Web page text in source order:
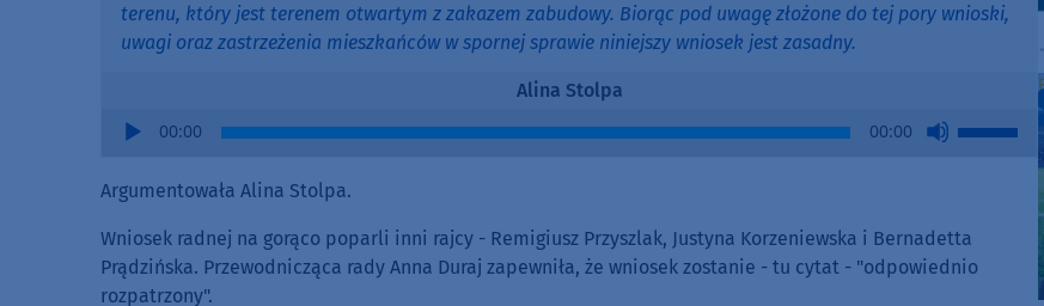
terenu, który jest terenem otwartym z zakazem zabudowy. Biorąc pod uwagę złożone do tej pory wnioski,
uwagi oraz zastrzeżenia mieszkańców w spornej sprawie niniejszy wniosek jest zasadny.
Alina Stolpa
Audio
00:00 00:00
Use
Up/Down
to
increase
Argumentowała Alina Stolpa.
Wniosek radnej na gorąco poparli inni rajcy - Remigiusz Przyszlak, Justyna Korzeniewska i Bernadetta
Prądzińska. Przewodnicząca rady Anna Duraj zapewniła, że wniosek zostanie - tu cytat - "odpowiednio
rozpatrzony".